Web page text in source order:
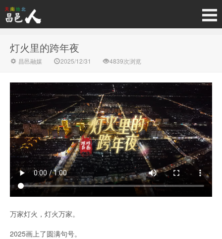
灯火里的跨年夜
昌邑融媒 2025/12/31 4839次浏览
万家灯火，灯火万家。
2025画上了圆满句号。